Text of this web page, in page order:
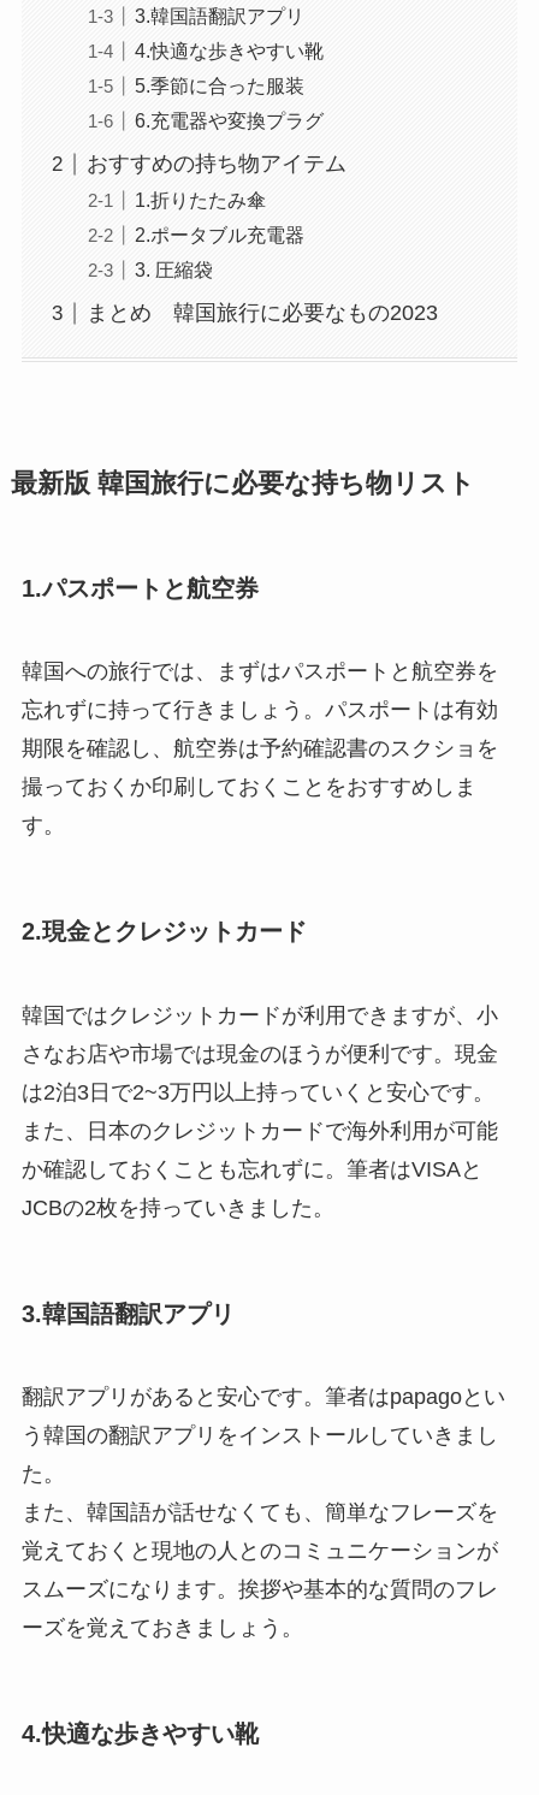
3.韓国語翻訳アプリ
4.快適な歩きやすい靴
5.季節に合った服装
6.充電器や変換プラグ
おすすめの持ち物アイテム
1.折りたたみ傘
2.ポータブル充電器
3. 圧縮袋
まとめ 韓国旅行に必要なもの2023
最新版 韓国旅行に必要な持ち物リスト
1.パスポートと航空券
韓国への旅行では、まずはパスポートと航空券を
忘れずに持って行きましょう。パスポートは有効
期限を確認し、航空券は予約確認書のスクショを
撮っておくか印刷しておくことをおすすめしま
す。
2.現金とクレジットカード
韓国ではクレジットカードが利用できますが、小
さなお店や市場では現金のほうが便利です。現金
は2泊3日で2~3万円以上持っていくと安心です。
また、日本のクレジットカードで海外利用が可能
か確認しておくことも忘れずに。筆者はVISAと
JCBの2枚を持っていきました。
3.韓国語翻訳アプリ
翻訳アプリがあると安心です。筆者はpapagoとい
う韓国の翻訳アプリをインストールしていきまし
た。
また、韓国語が話せなくても、簡単なフレーズを
覚えておくと現地の人とのコミュニケーションが
スムーズになります。挨拶や基本的な質問のフレ
ーズを覚えておきましょう。
4.快適な歩きやすい靴